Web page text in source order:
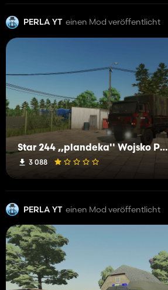
PERLA YT einen Mod veröffentlicht
Star 244 ,,plandeka'' Wojsko Polskie
3 088
PERLA YT einen Mod veröffentlicht